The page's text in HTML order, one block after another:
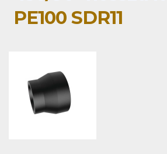
PE100 SDR11